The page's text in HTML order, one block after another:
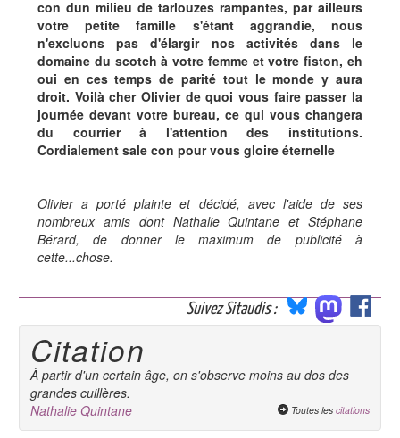
con dun milieu de tarlouzes rampantes, par ailleurs
votre petite famille s'étant aggrandie, nous
n'excluons pas d'élargir nos activités dans le
domaine du scotch à votre femme et votre fiston, eh
oui en ces temps de parité tout le monde y aura
droit. Voilà cher Olivier de quoi vous faire passer la
journée devant votre bureau, ce qui vous changera
du courrier à l'attention des institutions.
Cordialement sale con pour vous gloire éternelle
Olivier a porté plainte et décidé, avec l'aide de ses
nombreux amis dont Nathalie Quintane et Stéphane
Bérard, de donner le maximum de publicité à
cette...chose.
Suivez Sitaudis :
Citation
À partir d'un certain âge, on s'observe moins au dos des
grandes cuillères.
Nathalie Quintane
Toutes les citations